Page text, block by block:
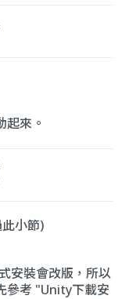
起來。
小節)
安裝會改版，所以
參考 "Unity下載安